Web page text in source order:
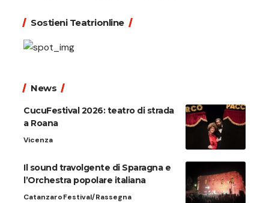
Sostieni Teatrionline
News
CucuFestival 2026: teatro di strada
a Roana
Vicenza
Il sound travolgente di Sparagna e
l’Orchestra popolare italiana
CatanzaroFestival/Rassegna